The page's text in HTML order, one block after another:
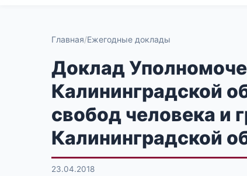
Главная Ежегодные доклады
Доклад
Калининградской
свобод человека и
Калининградской
23.04.2018